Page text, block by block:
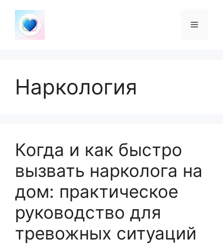
содержимому
Меню
Наркология
Когда и как быстро
вызвать нарколога на
дом: практическое
руководство для
тревожных ситуаций